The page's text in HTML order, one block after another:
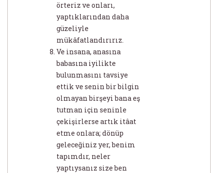
örteriz ve onları,
yaptıklarından daha
güzeliyle
mükâfatlandırırız.
Ve insana, anasına
babasına iyilikte
bulunmasını tavsiye
ettik ve senin bir bilgin
olmayan birşeyi bana eş
tutman için seninle
çekişirlerse artık itâat
etme onlara; dönüp
geleceğiniz yer, benim
tapımdır, neler
yaptıysanız size ben